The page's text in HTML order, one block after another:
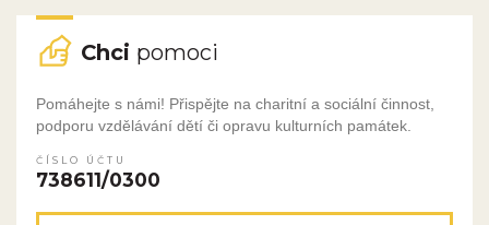
Chci pomoci
Pomáhejte s námi! Přispějte na charitní a sociální činnost,
podporu vzdělávání dětí či opravu kulturních památek.
ČÍSLO ÚČTU
738611/0300